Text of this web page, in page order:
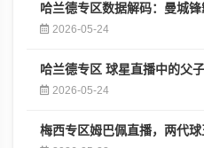
哈兰德专区数据解码：曼城
2026-05-24
哈兰德专区 球星直播中的父
2026-05-24
梅西专区姆巴佩直播，两代